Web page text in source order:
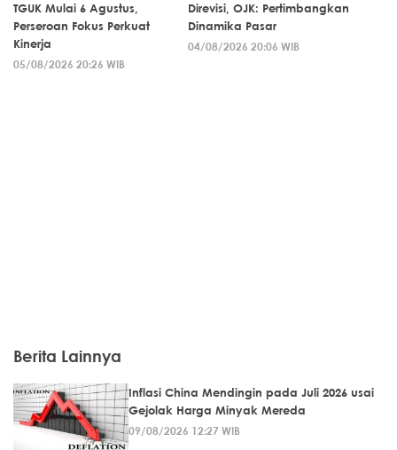
TGUK Mulai 6 Agustus,
Perseroan Fokus Perkuat
Kinerja
05/08/2026 20:26 WIB
Direvisi, OJK: Pertimbangkan
Dinamika Pasar
04/08/2026 20:06 WIB
Berita Lainnya
Inflasi China Mendingin pada Juli 2026 usai
Gejolak Harga Minyak Mereda
09/08/2026 12:27 WIB